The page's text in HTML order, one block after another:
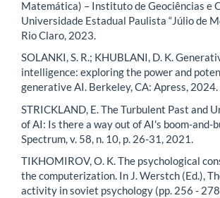
Matemática) – Instituto de Geociências e
Universidade Estadual Paulista “Júlio de
Rio Claro, 2023.
SOLANKI, S. R.; KHUBLANI, D. K.
intelligence: exploring the power and
generative AI. Berkeley, CA: Apress, 2024.
STRICKLAND, E. The Turbulent Past and
of AI: Is there a way out of AI's boom-and-
Spectrum, v. 58, n. 10, p. 26-31, 2021.
TIKHOMIROV, O. K. The psychological
the computerization. In J. Werstch (Ed.),
activity in soviet psychology (pp. 256 -